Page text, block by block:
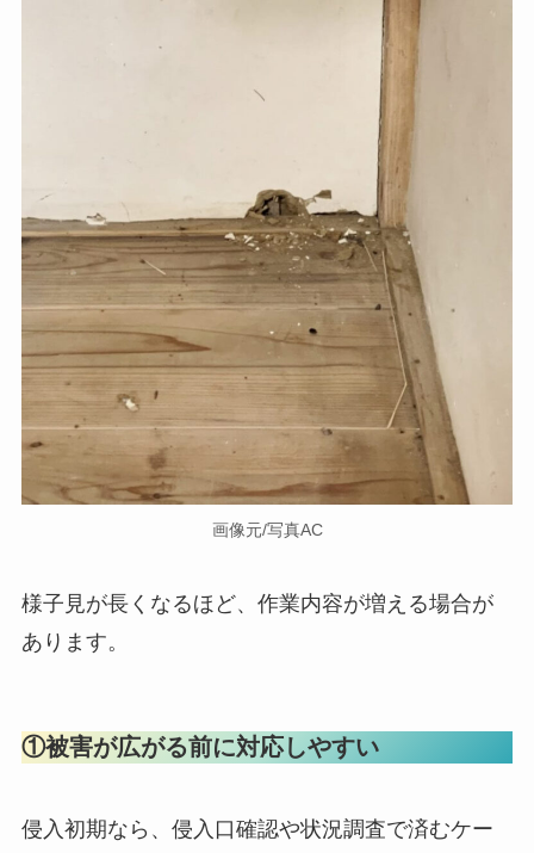
画像元/写真AC
様子見が長くなるほど、作業内容が増える場合が
あります。
①被害が広がる前に対応しやすい
侵入初期なら、侵入口確認や状況調査で済むケー